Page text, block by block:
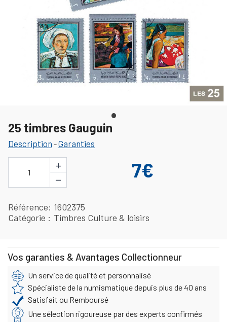
25 timbres Gauguin
Description -Garanties
1
+
−
7€
Référence 1602375
Catégorie
Timbres Culture & loisirs
Vos garanties & Avantages Collectionneur
Un service de qualité et personnalisé
Spécialiste de la numismatique depuis plus de 40 ans
Satisfait ou Remboursé
Une sélection rigoureuse par des experts confirmés